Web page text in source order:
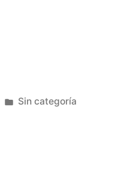
Publicada
Sin categoría